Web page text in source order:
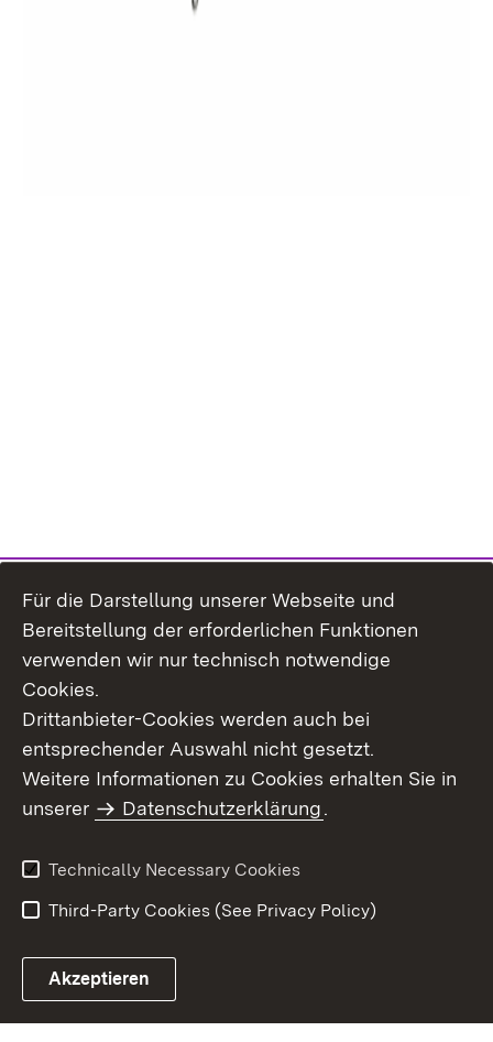
Site Map
Contact Us
Imprint
Data Protection
Accessibility
Für die Darstellung unserer Webseite und
Bereitstellung der erforderlichen Funktionen
verwenden wir nur technisch notwendige
Cookies.
Drittanbieter-Cookies werden auch bei
entsprechender Auswahl nicht gesetzt.
Weitere Informationen zu Cookies erhalten Sie in
unserer
Datenschutzerklärung.
Technically Necessary Cookies
Third-Party Cookies (See Privacy Policy)
Akzeptieren